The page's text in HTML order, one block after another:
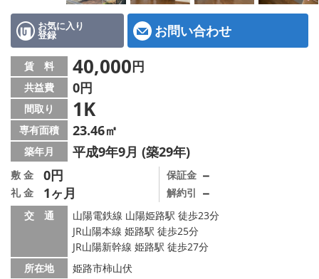
会社概要
メールでお問い合わせ
お気に入り
登録 お問い合わせ
賃 料 40,000円
共益費 0円
間取り 1K
専有面積 23.46㎡
築年月 平成9年9月 (築29年)
敷 金 0円
礼 金 1ヶ月
保証金 －
解約引 －
交 通
山陽電鉄線 山陽姫路駅 徒歩23分
JR山陽本線 姫路駅 徒歩25分
JR山陽新幹線 姫路駅 徒歩27分
所在地
姫路市柿山伏